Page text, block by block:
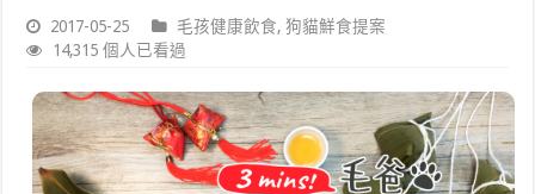
2017-05-25 毛孩健康飲食,狗貓鮮食提案
14,315 個人已看過